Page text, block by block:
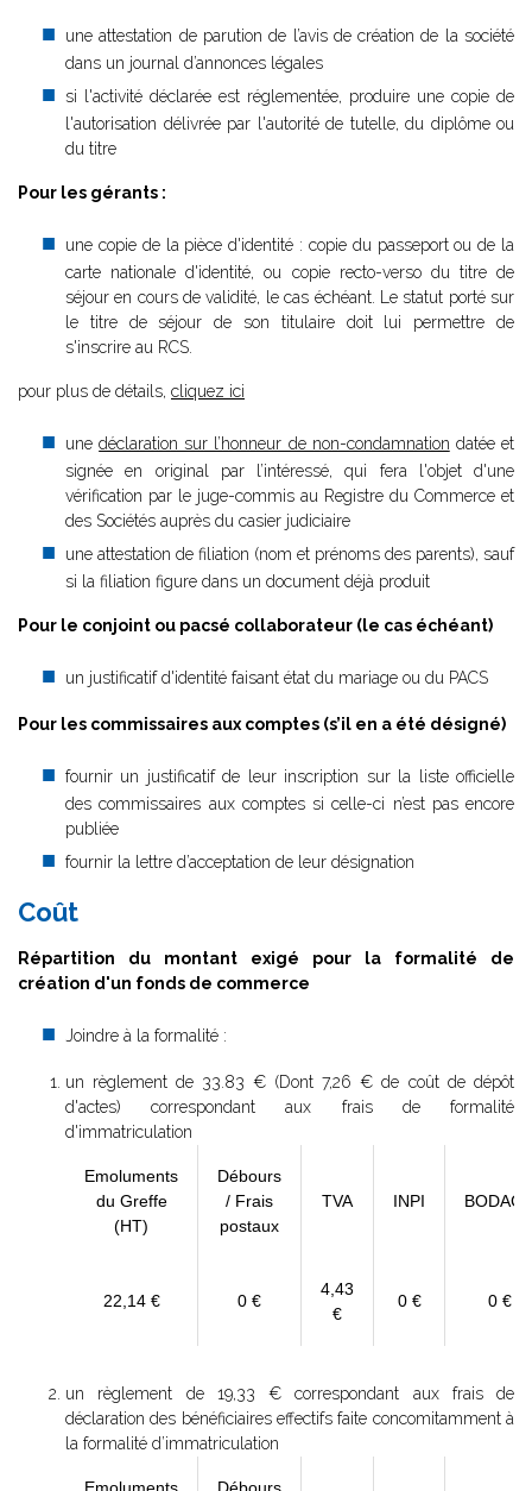
une attestation de parution de l’avis de création de la société
dans un journal d’annonces légales
si l'activité déclarée est réglementée, produire une copie de
l'autorisation délivrée par l'autorité de tutelle, du diplôme ou
du titre
Pour les gérants :
une copie de la pièce d'identité : copie du passeport ou de la
carte nationale d'identité, ou copie recto-verso du titre de
séjour en cours de validité, le cas échéant. Le statut porté sur
le titre de séjour de son titulaire doit lui permettre de
s'inscrire au RCS.
pour plus de détails, cliquez ici
unedéclaration sur l’honneur de non-condamnation datée et
signée en original par l’intéressé, qui fera l'objet d'une
vérification par le juge-commis au Registre du Commerce et
des Sociétés auprès du casier judiciaire
une attestation de filiation (nom et prénoms des parents), sauf
si la filiation figure dans un document déjà produit
Pour le conjoint ou pacsé collaborateur (le cas échéant)
un justificatif d'identité faisant état du mariage ou du PACS
Pour les commissaires aux comptes (s’il en a été désigné)
fournir un justificatif de leur inscription sur la liste officielle
des commissaires aux comptes si celle-ci n’est pas encore
publiée
fournir la lettre d’acceptation de leur désignation
Coût
Répartition du montant exigé pour la formalité de
création d'un fonds de commerce
Joindre à la formalité :
un règlement de 33.83 € (Dont 7,26 € de coût de dépôt
d'actes) correspondant aux frais de formalité
d'immatriculation
Emoluments
du Greffe
(HT)
Débours
/ Frais
postaux
TVA INPI
22,14 € 0 €
4,43
€
0 € 0 €
un règlement de 19,33 € correspondant aux frais de
déclaration des bénéficiaires effectifs faite concomitamment à
la formalité d’immatriculation